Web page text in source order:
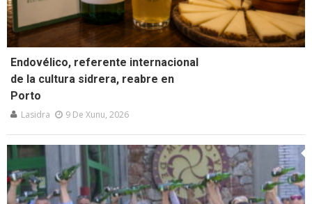
Endovélico, referente internacional
de la cultura sidrera, reabre en
Porto
Lasidra 9 De Xunu, 2026